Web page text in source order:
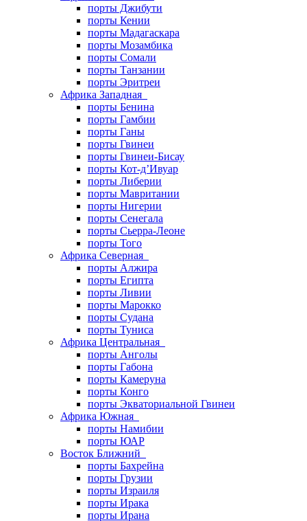
порты Джибути
порты Кении
порты Мадагаскара
порты Мозамбика
порты Сомали
порты Танзании
порты Эритреи
Африка Западная
порты Бенина
порты Гамбии
порты Ганы
порты Гвинеи
порты Гвинеи-Бисау
порты Кот-д’Ивуар
порты Либерии
порты Мавритании
порты Нигерии
порты Сенегала
порты Сьерра-Леоне
порты Того
Африка Северная
порты Алжира
порты Египта
порты Ливии
порты Марокко
порты Судана
порты Туниса
Африка Центральная
порты Анголы
порты Габона
порты Камеруна
порты Конго
порты Экваториальной Гвинеи
Африка Южная
порты Намибии
порты ЮАР
Восток Ближний
порты Бахрейна
порты Грузии
порты Израиля
порты Ирака
порты Ирана